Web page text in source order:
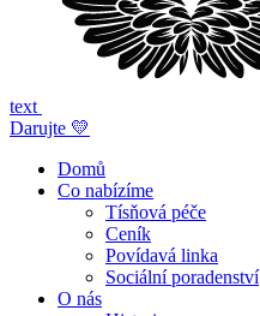
text
Darujte 💛
Domů
Co nabízíme
Tísňová péče
Ceník
Povídavá linka
Sociální poradenství
O nás